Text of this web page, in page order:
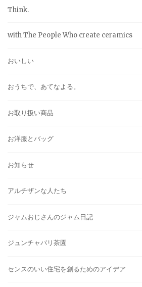
Think.
with The People Who create ceramics
おいしい
おうちで、あてなよる。
お取り扱い商品
お洋服とバッグ
お知らせ
アルチザンな人たち
ジャムおじさんのジャム日記
ジュンチャバリ茶園
センスのいい住宅を創るためのアイデア